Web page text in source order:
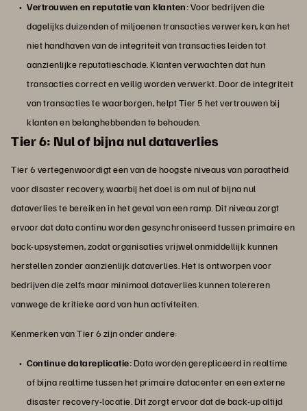
Vertrouwen en reputatie van klanten: Voor bedrijven die
dagelijks duizenden of miljoenen transacties verwerken, kan het
niet handhaven van de integriteit van transacties leiden tot
aanzienlijke reputatieschade. Klanten verwachten dat hun
transacties correct en veilig worden verwerkt. Door de integriteit
van transacties te waarborgen, helpt Tier 5 het vertrouwen bij
klanten en belanghebbenden te behouden.
Tier 6: Nul of bijna nul dataverlies
Tier 6 vertegenwoordigt een van de hoogste niveaus van paraatheid
voor disaster recovery, waarbij het doel is om nul of bijna nul
dataverlies te bereiken in het geval van een ramp. Dit niveau zorgt
ervoor dat data continu worden gesynchroniseerd tussen primaire en
back-upsystemen, zodat organisaties vrijwel onmiddellijk kunnen
herstellen zonder aanzienlijk dataverlies. Het is ontworpen voor
bedrijven die zelfs maar minimaal dataverlies kunnen tolereren
vanwege de kritieke aard van hun activiteiten.
Kenmerken van Tier 6 zijn onder andere:
Continue datareplicatie: Data worden gerepliceerd in realtime
of bijna realtime tussen het primaire datacenter en een externe
disaster recovery-locatie. Dit zorgt ervoor dat de back-up altijd